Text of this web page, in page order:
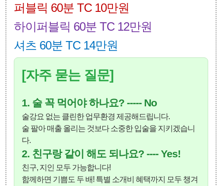
퍼블릭 60분 TC 10만원
하이퍼블릭 60분 TC 12만원
셔츠 60분 TC 14만원
[자주 묻는 질문]
1. 술 꼭 먹어야 하나요? ----- No
술강요 없는 클린한 업무환경 제공해드립니다.
술 팔아 매출 올리는 것보다 소중한 입술을 지키겠습니
다.
2. 친구랑 같이 해도 되나요? ---- Yes!
친구, 지인 모두 가능합니다!
함께하면 기쁨도 두 배! 특별 소개비 혜택까지 모두 챙겨